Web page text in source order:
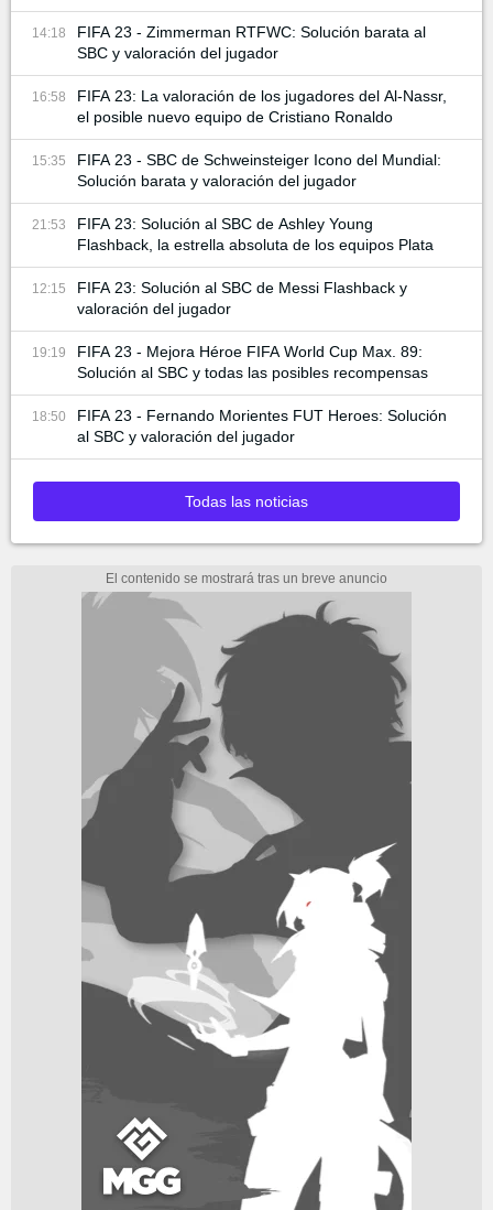
14:18
FIFA 23 - Zimmerman RTFWC: Solución barata al
SBC y valoración del jugador
16:58
FIFA 23: La valoración de los jugadores del Al-Nassr,
el posible nuevo equipo de Cristiano Ronaldo
15:35
FIFA 23 - SBC de Schweinsteiger Icono del Mundial:
Solución barata y valoración del jugador
21:53
FIFA 23: Solución al SBC de Ashley Young
Flashback, la estrella absoluta de los equipos Plata
12:15
FIFA 23: Solución al SBC de Messi Flashback y
valoración del jugador
19:19
FIFA 23 - Mejora Héroe FIFA World Cup Max. 89:
Solución al SBC y todas las posibles recompensas
18:50
FIFA 23 - Fernando Morientes FUT Heroes: Solución
al SBC y valoración del jugador
Todas las noticias